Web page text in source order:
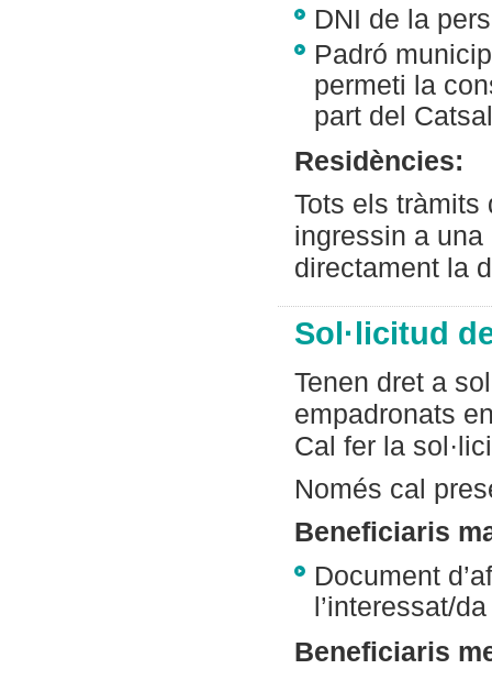
DNI de la
Padró
permeti la
part del
Residències:
Tots els tràmits
ingressin a
directament la
Sol·licitud
Tenen dret a
empadronats
Cal fer la
Només cal
Beneficiaris
Document
l’interessat/
Beneficiaris